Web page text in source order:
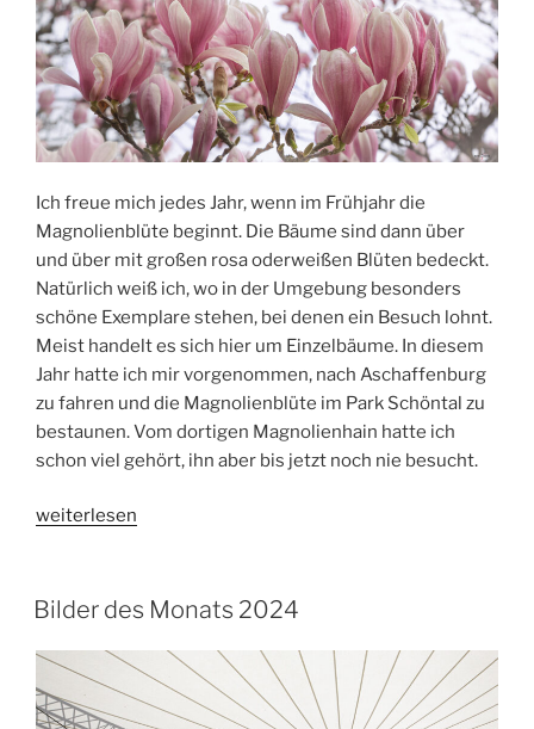
Ich freue mich jedes Jahr, wenn im Frühjahr die
Magnolienblüte beginnt. Die Bäume sind dann über
und über mit großen rosa oderweißen Blüten bedeckt.
Natürlich weiß ich, wo in der Umgebung besonders
schöne Exemplare stehen, bei denen ein Besuch lohnt.
Meist handelt es sich hier um Einzelbäume. In diesem
Jahr hatte ich mir vorgenommen, nach Aschaffenburg
zu fahren und die Magnolienblüte im Park Schöntal zu
bestaunen. Vom dortigen Magnolienhain hatte ich
schon viel gehört, ihn aber bis jetzt noch nie besucht.
„Magnolienblüte
Schöntal“
weiterlesen
Bilder des Monats 2024